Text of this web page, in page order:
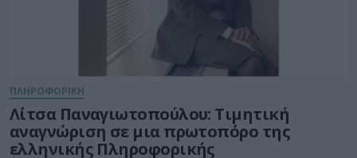
ΠΛΗΡΟΦΟΡΙΚΗ
Λίτσα Παναγιωτοπούλου: Τιμητική
αναγνώριση σε μια πρωτοπόρο της
ελληνικής Πληροφορικής